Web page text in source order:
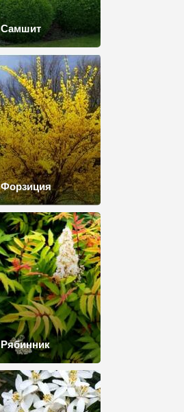
Самшит
Форзиция
Рябинник